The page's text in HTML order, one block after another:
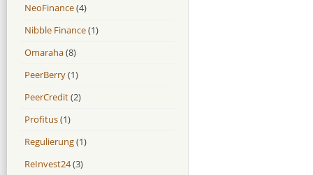
NeoFinance(4)
Nibble Finance(1)
Omaraha(8)
PeerBerry(1)
PeerCredit(2)
Profitus(1)
Regulierung(1)
ReInvest24(3)